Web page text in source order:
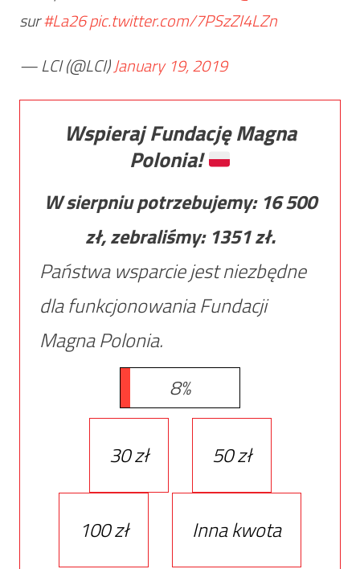
sur#La26pic.twitter.com/7PSzZI4LZn
— LCI (@LCI)January 19, 2019
Wspieraj Fundację Magna
Polonia!
W sierpniu potrzebujemy: 16 500
zł, zebraliśmy: 1351zł.
Państwa wsparcie jest niezbędne
dla funkcjonowania Fundacji
Magna Polonia.
8%
30 zł 50 zł
100 zł
Inna kwota